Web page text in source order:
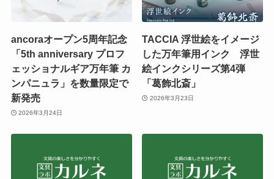
ancoraオープン5周年記念
「5th anniversary プロフ
ェッショナルギア万年筆 カ
ンパニュラ」を数量限定で
新発売
2026年3月24日
TACCIA 浮世絵をイメージ
した万年筆用インク 浮世
絵インクシリーズ第4弾
「葛飾北斎」
2026年3月23日